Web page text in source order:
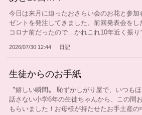
今日は来月に迫ったおさらい会のお花と参加
ゼントを発注してきました。前回発表会をし
コロナ前だったので…かれこれ10年近く振り
2026/07/30 12:44 日記
生徒からのお手紙
〝嬉しい瞬間〟 恥ずかしがり屋で、いつも
話さない小学6年の生徒ちゃんから、この間
もらいました！お母様が持たせたお手土産の